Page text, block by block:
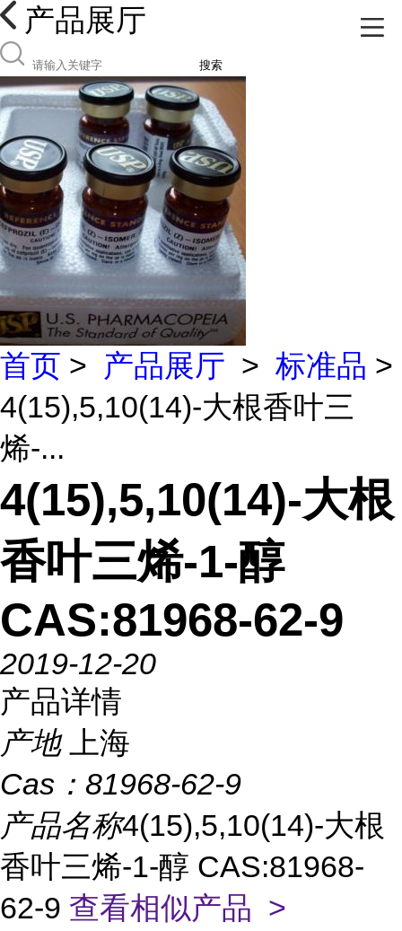
产品展厅
搜索
首页 > 产品展厅 > 标准品 >
4(15),5,10(14)-大根香叶三
烯-...
4(15),5,10(14)-大根
香叶三烯-1-醇
CAS:81968-62-9
2019-12-20
产品详情
产地
上海
Cas： 81968-62-9
产品名称4(15),5,10(14)-大根
香叶三烯-1-醇 CAS:81968-
62-9 查看相似产品 >